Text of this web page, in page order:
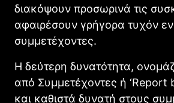
διακόψουν προσωρινά τις
αφαιρέσουν γρήγορα τυχόν
συμμετέχοντες.
Η δεύτερη δυνατότητα,
από Συμμετέχοντες ή ‘Report
και καθιστά δυνατή στους